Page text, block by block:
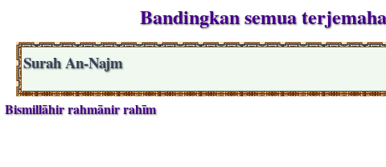
Bandingkan semua
Surah An-Najm
Bismillāhir rahmānir rahīm